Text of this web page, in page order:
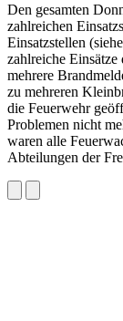
Den gesamten
zahlreichen
Einsatzstellen
zahlreiche Einsätze
mehrere
zu mehreren
die Feuerwehr
Problemen nicht
waren alle
Abteilungen der